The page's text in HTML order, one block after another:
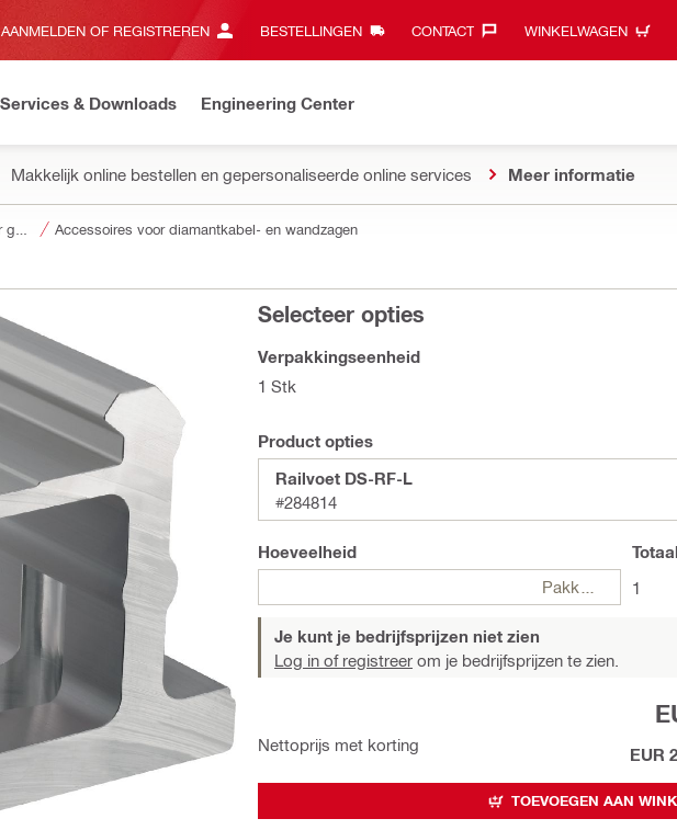
AANMELDEN OF REGISTREREN BESTELLINGEN CONTACT‎ WINKELWAGEN
Services & Downloads Engineering Center
Makkelijk online bestellen en gepersonaliseerde online services Meer informatie
Accessoires voor diamantkabel- en wandzagen
Selecteer opties
Verpakkingseenheid
1 Stk
Product opties
Railvoet DS-RF-L
#284814
Hoeveelheid
Pakketten
Totaal
1
Je kunt je bedrijfsprijzen niet zien
Log in of registreer om je bedrijfsprijzen te zien.
Nettoprijs met korting EUR
TOEVOEGEN AAN